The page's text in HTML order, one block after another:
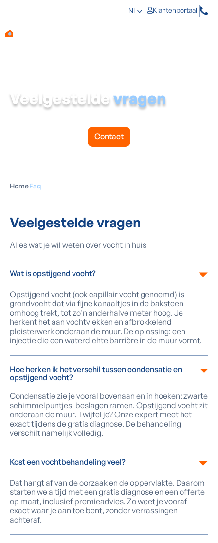
NL Klantenportaal
Veelgestelde vragen
Vind snel een antwoord op de meestgestelde vragen
Contact
HomeFaq
Veelgestelde vragen
Alles wat je wil weten over vocht in huis
Wat is opstijgend vocht?
Opstijgend vocht (ook capillair vocht genoemd) is
grondvocht dat via fijne kanaaltjes in de baksteen
omhoog trekt, tot zo'n anderhalve meter hoog. Je
herkent het aan vochtvlekken en afbrokkelend
pleisterwerk onderaan de muur. De oplossing: een
injectie die een waterdichte barrière in de muur vormt.
Hoe herken ik het verschil tussen condensatie en
opstijgend vocht?
Condensatie zie je vooral bovenaan en in hoeken: zwarte
schimmelpuntjes, beslagen ramen. Opstijgend vocht zit
onderaan de muur. Twijfel je? Onze expert meet het
exact tijdens de gratis diagnose. De behandeling
verschilt namelijk volledig.
Kost een vochtbehandeling veel?
Dat hangt af van de oorzaak en de oppervlakte. Daarom
starten we altijd met een gratis diagnose en een offerte
op maat, inclusief premieadvies. Zo weet je vooraf
exact waar je aan toe bent, zonder verrassingen
achteraf.